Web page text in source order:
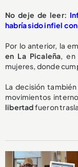
No deje de leer:
habría sido infiel
Por lo anterior, la
en La Picaleña, en
mujeres, donde
La decisión
movimientos
libertadfueron